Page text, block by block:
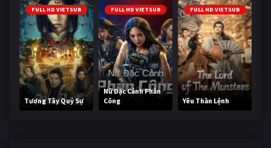
FULL HD VIETSUB
Tương Tây Quỷ Sự
FULL HD VIETSUB
Nữ Đặc Cảnh Phản
Công
FULL HD VIETSUB
Yêu Thần Lệnh